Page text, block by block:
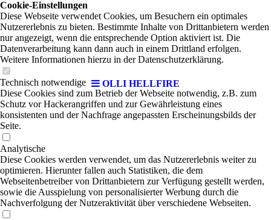
OLLI HELLFIRE
Cookie-Einstellungen
Diese Webseite verwendet Cookies, um Besuchern ein optimales
Nutzererlebnis zu bieten. Bestimmte Inhalte von Drittanbietern werden
nur angezeigt, wenn die entsprechende Option aktiviert ist. Die
Datenverarbeitung kann dann auch in einem Drittland erfolgen.
Weitere Informationen hierzu in der Datenschutzerklärung.
Technisch notwendige
Diese Cookies sind zum Betrieb der Webseite notwendig, z.B. zum
Schutz vor Hackerangriffen und zur Gewährleistung eines
konsistenten und der Nachfrage angepassten Erscheinungsbilds der
Seite.
Analytische
Diese Cookies werden verwendet, um das Nutzererlebnis weiter zu
optimieren. Hierunter fallen auch Statistiken, die dem
Webseitenbetreiber von Drittanbietern zur Verfügung gestellt werden,
sowie die Ausspielung von personalisierter Werbung durch die
Nachverfolgung der Nutzeraktivität über verschiedene Webseiten.